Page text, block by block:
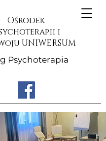
Ośrodek
i
UNIWERSUM
Psychoterapia